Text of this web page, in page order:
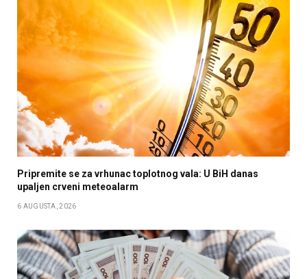
Pripremite se za vrhunac toplotnog vala: U BiH danas
upaljen crveni meteoalarm
6 AUGUSTA, 2026